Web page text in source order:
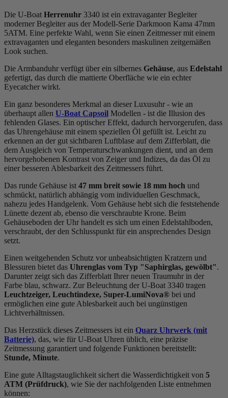
Die U-Boat Herrenuhr 3340 ist ein extravaganter Begleiter
moderner Begleiter aus der Modell-Serie Darkmoon Kama 47mm
5ATM. Eine perfekte Wahl, wenn Sie einen Zeitmesser mit einem
extravaganten und eleganten besonders maskulinen zeitgemäßen
Look suchen.
Die Armbanduhr verfügt über ein silbernes Gehäuse, aus Edelstahl
gefertigt, das durch die mattierte Oberfläche wie ein echter
Eyecatcher wirkt.
Ein ganz besonderes Merkmal an dieser Luxusuhr - wie an
überhaupt allen U-Boat Capsoil Modellen - ist die Illusion des
fehlenden Glases. Ein optischer Effekt, dadurch hervorgerufen, dass
das Uhrengehäuse mit einem speziellen Öl gefüllt ist. Leicht zu
erkennen an der gut sichtbaren Luftblase auf dem Zifferblatt, die
dem Ausgleich von Temperaturschwankungen dient, und an dem
hervorgehobenen Kontrast von Zeiger und Indizes, da das Öl zu
einer besseren Ablesbarkeit des Zeitmessers führt.
Das runde Gehäuse ist 47 mm breit sowie 18 mm hoch und
schmückt, natürlich abhängig vom individuellen Geschmack,
nahezu jedes Handgelenk. Vom Gehäuse hebt sich die feststehende
Lünette dezent ab, ebenso die verschraubte Krone. Beim
Gehäuseboden der Uhr handelt es sich um einen Edelstahlboden,
verschraubt, der den Schlusspunkt für ein ansprechendes Design
setzt.
Einen weitgehenden Schutz vor unbeabsichtigten Kratzern und
Blessuren bietet das Uhrenglas vom Typ "Saphirglas, gewölbt".
Darunter zeigt sich das Zifferblatt Ihrer neuen Traumuhr in der
Farbe blau, schwarz. Zur Beleuchtung der U-Boat 3340 tragen
Leuchtzeiger, Leuchtindexe, Super-LumiNova® bei und
ermöglichen eine gute Ablesbarkeit auch bei ungünstigen
Lichtverhältnissen.
Das Herzstück dieses Zeitmessers ist ein Quarz Uhrwerk (mit
Batterie), das, wie für U-Boat Uhren üblich, eine präzise
Zeitmessung garantiert und folgende Funktionen bereitstellt:
Stunde, Minute.
Eine gute Alltagstauglichkeit sichert die Wasserdichtigkeit von 5
ATM (Prüfdruck), wie Sie der nachfolgenden Liste entnehmen
können: